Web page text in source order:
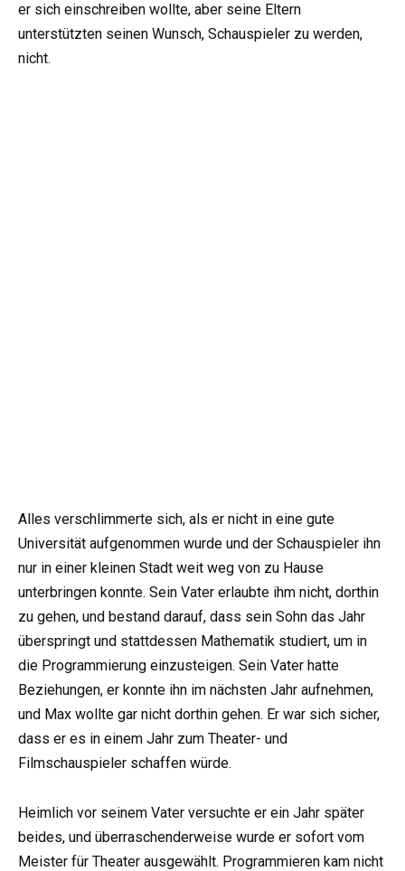
er sich einschreiben wollte, aber seine Eltern
unterstützten seinen Wunsch, Schauspieler zu werden,
nicht.
Alles verschlimmerte sich, als er nicht in eine gute
Universität aufgenommen wurde und der Schauspieler ihn
nur in einer kleinen Stadt weit weg von zu Hause
unterbringen konnte. Sein Vater erlaubte ihm nicht, dorthin
zu gehen, und bestand darauf, dass sein Sohn das Jahr
überspringt und stattdessen Mathematik studiert, um in
die Programmierung einzusteigen. Sein Vater hatte
Beziehungen, er konnte ihn im nächsten Jahr aufnehmen,
und Max wollte gar nicht dorthin gehen. Er war sich sicher,
dass er es in einem Jahr zum Theater- und
Filmschauspieler schaffen würde.
Heimlich vor seinem Vater versuchte er ein Jahr später
beides, und überraschenderweise wurde er sofort vom
Meister für Theater ausgewählt. Programmieren kam nicht